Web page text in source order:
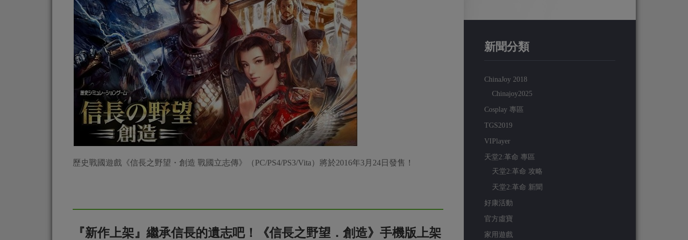
歷史戰國遊戲《信長之野望・創造 戰國立志傳》（PC/PS4/PS3/Vita）將於2016年3月24日發售！
『新作上架』繼承信長的遺志吧！《信長之野望．創造》手機版上架
新聞分類
ChinaJoy 2018
Chinajoy2025
Cosplay 專區
TGS2019
VIPlayer
天堂2:革命 專區
天堂2:革命 攻略
天堂2:革命 新聞
好康活動
官方虛寶
家用遊戲